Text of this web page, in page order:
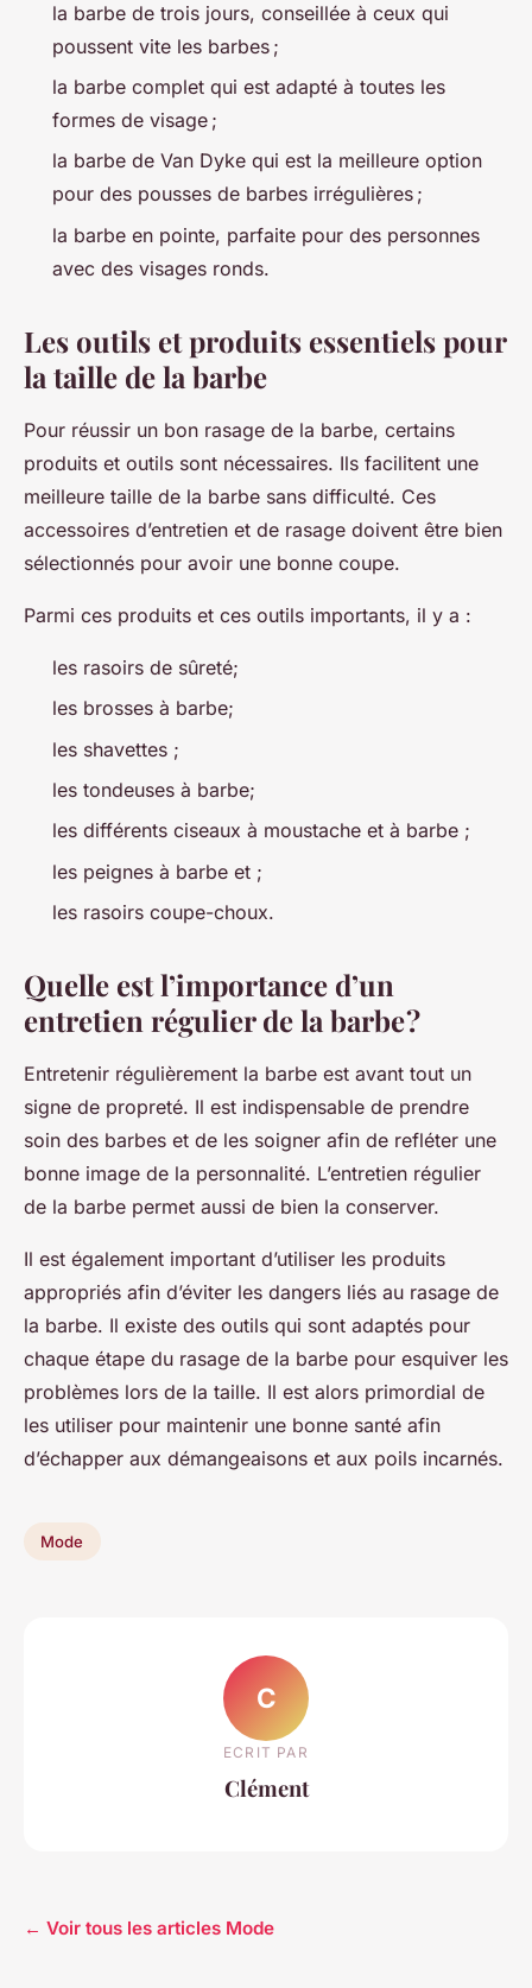
la barbe de trois jours, conseillée à ceux qui
poussent vite les barbes ;
la barbe complet qui est adapté à toutes les
formes de visage ;
la barbe de Van Dyke qui est la meilleure option
pour des pousses de barbes irrégulières ;
la barbe en pointe, parfaite pour des personnes
avec des visages ronds.
Les outils et produits essentiels pour
la taille de la barbe
Pour réussir un bon rasage de la barbe, certains
produits et outils sont nécessaires. Ils facilitent une
meilleure taille de la barbe sans difficulté. Ces
accessoires d’entretien et de rasage doivent être bien
sélectionnés pour avoir une bonne coupe.
Parmi ces produits et ces outils importants, il y a :
les rasoirs de sûreté;
les brosses à barbe;
les shavettes ;
les tondeuses à barbe;
les différents ciseaux à moustache et à barbe ;
les peignes à barbe et ;
les rasoirs coupe-choux.
Quelle est l’importance d’un
entretien régulier de la barbe ?
Entretenir régulièrement la barbe est avant tout un
signe de propreté. Il est indispensable de prendre
soin des barbes et de les soigner afin de refléter une
bonne image de la personnalité. L’entretien régulier
de la barbe permet aussi de bien la conserver.
Il est également important d’utiliser les produits
appropriés afin d’éviter les dangers liés au rasage de
la barbe. Il existe des outils qui sont adaptés pour
chaque étape du rasage de la barbe pour esquiver les
problèmes lors de la taille. Il est alors primordial de
les utiliser pour maintenir une bonne santé afin
d’échapper aux démangeaisons et aux poils incarnés.
Mode
C
ECRIT PAR
Clément
← Voir tous les articles Mode